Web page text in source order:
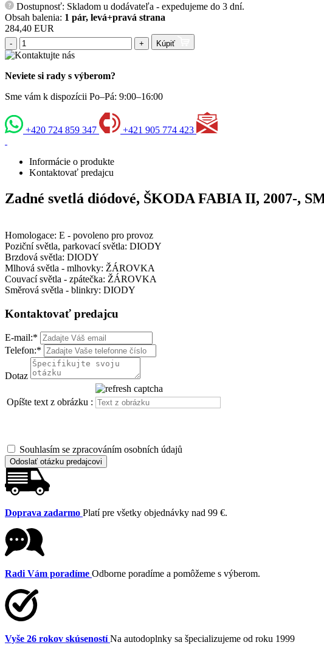
?
Dostupnosť: Skladom u dodávateľa - expedujeme do 3 dní.
Obsah balenia: 1 pár, levá+pravá strana
284,40 EUR
- + Kúpiť
Neviete si rady s výberom?
Sme vám k dispozícii Po–Pá: 9:00–16:00
+420 724 859 347 +421 905 774 423
Informácie o produkte
Kontaktovať predajcu
Zadné svetlá diódové, ŠKODA FABIA II, 2007-,
Homologace: E - povoleno pro provoz
Poziční světla, parkovací světla: DIODY
Brzdová světla: DIODY
Mlhová světla - mlhovky: ŽÁROVKA
Couvací světla - zpátečka: ŽÁROVKA
Směrová světla - blinkry: DIODY
Kontaktovať predajcu
E-mail:*
Telefon:*
Dotaz
Opíšte text z obrázku :
Souhlasím se zpracováním osobních údajů
Odoslať otázku predajcovi
Doprava zadarmo Platí pre všetky objednávky nad 99 €.
Radi Vám poradíme Odborne poradíme a pomôžeme s výberom.
Vyše 26 rokov skúseností Na autodoplnky sa špecializujeme od roku 1999